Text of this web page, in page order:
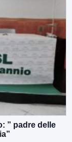
” padre delle